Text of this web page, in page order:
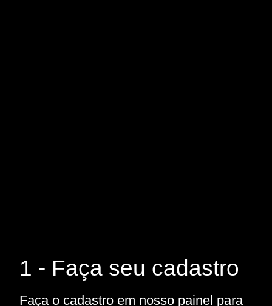
1 - Faça seu cadastro
Faça o cadastro em nosso painel para